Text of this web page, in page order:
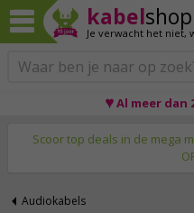
kabel
Je verwacht het niet,
♥ Al meer dan
Scoor top deals in de mega
Audiokabels